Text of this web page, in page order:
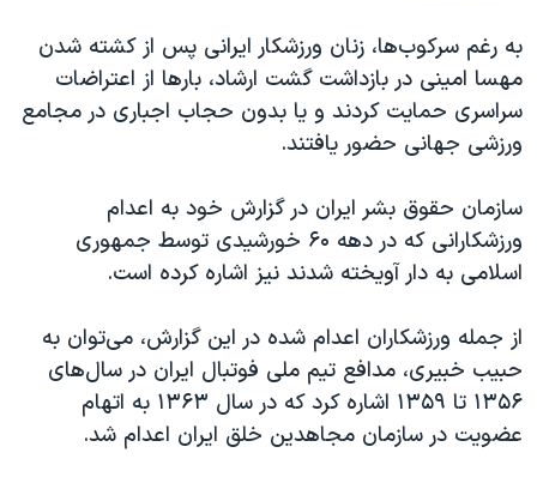
به رغم سرکوب‌ها، زنان ورزشکار ایرانی پس از کشته شدن
مهسا امینی در بازداشت گشت ارشاد، بارها از اعتراضات
سراسری حمایت کردند و یا بدون حجاب اجباری در مجامع
ورزشی جهانی حضور یافتند.
سازمان حقوق بشر ایران در گزارش خود به اعدام‌
ورزشکارانی که در دهه ۶۰ خورشیدی توسط جمهوری
اسلامی به دار آویخته شدند نیز اشاره کرده است.
از جمله ورزشکاران اعدام شده در این گزارش، می‌توان به
حبیب خبیری، مدافع تیم ملی فوتبال ایران در سال‌های
۱۳۵۶ تا ۱۳۵۹ اشاره کرد که در سال ۱۳۶۳ به اتهام
عضویت در سازمان مجاهدین خلق ایران اعدام شد.